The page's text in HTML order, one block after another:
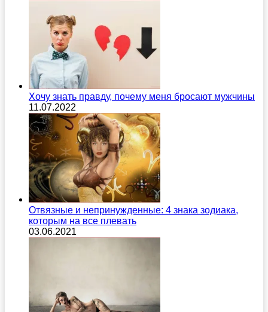
Хочу знать правду, почему меня бросают мужчины
11.07.2022
Отвязные и непринужденные: 4 знака зодиака,
которым на все плевать
03.06.2021